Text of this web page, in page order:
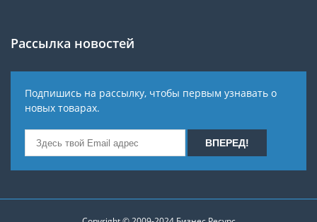
Рассылка новостей
Подпишись на рассылку, чтобы первым узнавать о
новых товарах.